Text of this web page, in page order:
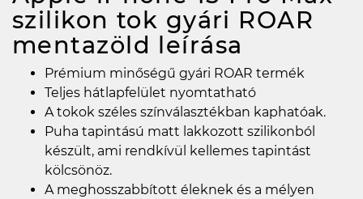
szilikon tok gyári ROAR
mentazöld leírása
Prémium minőségű gyári ROAR termék
Teljes hátlapfelület nyomtatható
A tokok széles színválasztékban kaphatóak.
Puha tapintású matt lakkozott szilikonból
készült, ami rendkívül kellemes tapintást
kölcsönöz.
A meghosszabbított éleknek és a mélyen